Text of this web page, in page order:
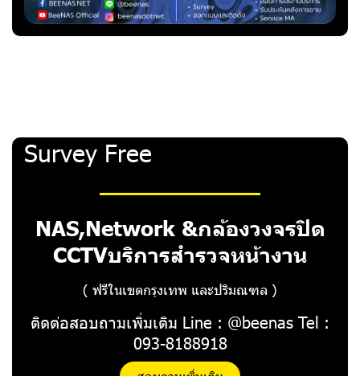
Survey Free
NAS,Network &กล้องวงจรปิด
CCTVบริการสำรวจหน้างาน
( ฟรีในเขตกรุงเทพ และปริมณฑล )
ติดต่อสอบถามเพิ่มเติม Line : @beenas Tel :
093-8188918